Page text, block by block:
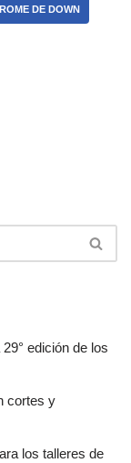
DE DOWN
edición de los
cortes y
los talleres de